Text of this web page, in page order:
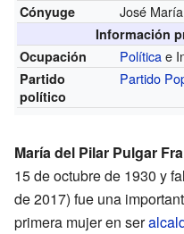
Cónyuge José
Información
Ocupación
Políticae
Partido
político
Partido
María del Pilar Pulgar
15 de octubre de 1930 y
de 2017) fue una
primera mujer en ser